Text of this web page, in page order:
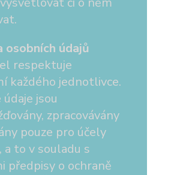
osobních údajů
respektuje
každého jednotlivce.
jsou
zpracovávány
pouze pro účely
a to v souladu s
předpisy o ochraně